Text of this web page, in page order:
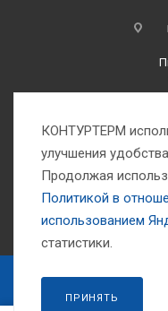
1993-2026 © Компания
КОНТУРТЕРМ
улучшения
Продолжая
Политикой в
использованием
статистики.
ПРИНЯТЬ